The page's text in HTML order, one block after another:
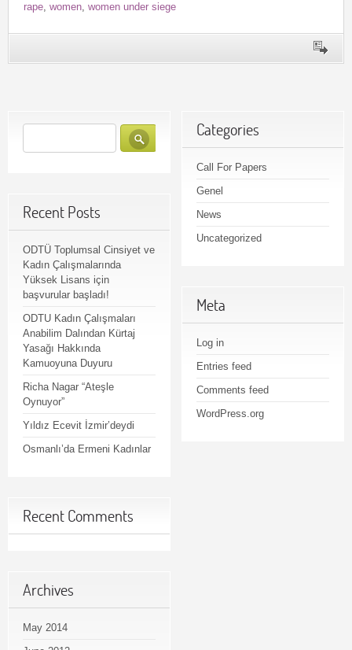
rape, women, women under siege
Recent Posts
ODTÜ Toplumsal Cinsiyet ve
Kadın Çalışmalarında
Yüksek Lisans için
başvurular başladı!
ODTU Kadın Çalışmaları
Anabilim Dalından Kürtaj
Yasağı Hakkında
Kamuoyuna Duyuru
Richa Nagar “Ateşle
Oynuyor”
Yıldız Ecevit İzmir’deydi
Osmanlı’da Ermeni Kadınlar
Recent Comments
Archives
May 2014
Categories
Call For Papers
Genel
News
Uncategorized
Meta
Log in
Entries feed
Comments feed
WordPress.org